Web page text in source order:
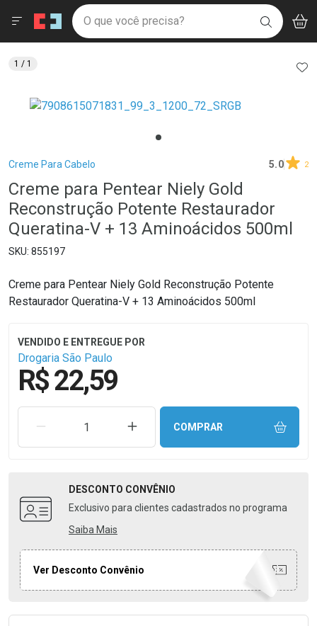
Drogaria São Paulo
Ir direto para a home
pela página
Ir direto para o conteúdo
Ir direto para a busca
Ir direto para a conta
Ir direto para a notificações
Ir direto para o carrinho
Faça a sua busca
O que você precisa? BUSCAR
Menu
Breadcrumb
Creme Para Cabelo 5.0 2
Creme para Pentear Niely Gold
Reconstrução Potente Restaurador
Queratina-V + 13 Aminoácidos 500ml
855197
Creme para Pentear Niely Gold Reconstrução Potente
Restaurador Queratina-V + 13 Aminoácidos 500ml
Drogaria São Paulo
R$ 22,59
REMOVER UMA UNIDADEAUMENTAR UMA UNIDADE
COMPRAR
DESCONTO CONVÊNIO
Exclusivo para clientes cadastrados no programa
Saiba Mais
Ver Desconto Convênio
1 / 1